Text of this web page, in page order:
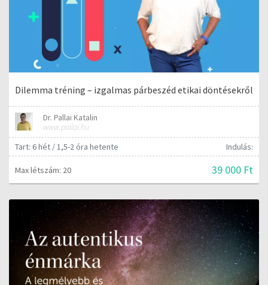
Dilemma tréning – izgalmas párbeszéd etikai döntésekről
Dr. Pallai Katalin
www.pallai.hu
Tart: 6 hét / 1,5-2 óra hetente
Indulás:
Max létszám: 20 39 000 Ft